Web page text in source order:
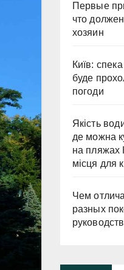
Первые
что
хозяин
Київ:
буде
погоди
Якість
де можна
на пляжах
місця для
Чем
разных